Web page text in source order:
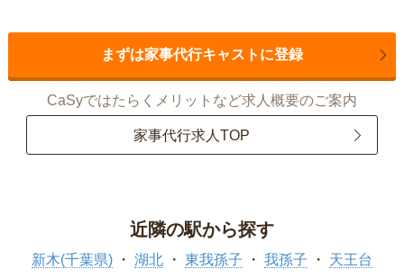
まずは家事代行キャストに登録
CaSyではたらくメリットなど求人概要のご案内
家事代行求人TOP
近隣の駅から探す
新木(千葉県) 湖北 東我孫子 我孫子 天王台